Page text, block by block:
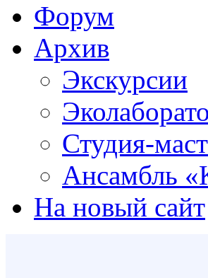
Форум
Архив
Экскурсии
Студия-
Ансамбль
На новый сайт